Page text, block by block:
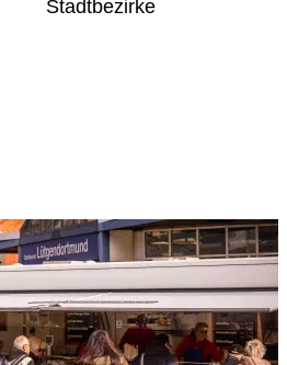
Stadtbezirke